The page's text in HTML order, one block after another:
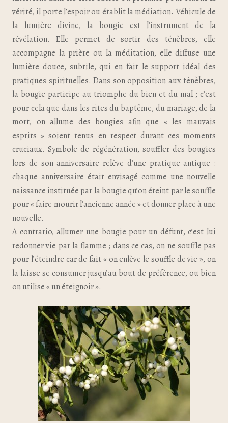
vérité, il porte l’espoir ou établit la médiation. Véhicule de
la lumière divine, la bougie est l’instrument de la
révélation. Elle permet de sortir des ténèbres, elle
accompagne la prière ou la méditation, elle diffuse une
lumière douce, subtile, qui en fait le support idéal des
pratiques spirituelles. Dans son opposition aux ténèbres,
la bougie participe au triomphe du bien et du mal ; c’est
pour cela que dans les rites du baptême, du mariage, de la
mort, on allume des bougies afin que « les mauvais
esprits » soient tenus en respect durant ces moments
cruciaux. Symbole de régénération, souffler des bougies
lors de son anniversaire relève d’une pratique antique :
chaque anniversaire était envisagé comme une nouvelle
naissance instituée par la bougie qu’on éteint par le souffle
pour « faire mourir l’ancienne année » et donner place à une
nouvelle.
A contrario, allumer une bougie pour un défunt, c’est lui
redonner vie par la flamme ; dans ce cas, on ne souffle pas
pour l’éteindre car de fait « on enlève le souffle de vie », on
la laisse se consumer jusqu’au bout de préférence, ou bien
on utilise « un éteignoir ».